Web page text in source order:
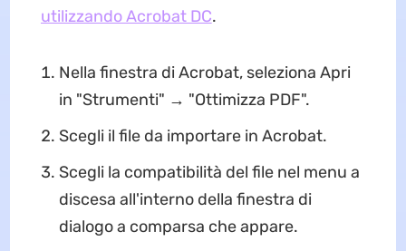
utilizzando Acrobat DC.
Nella finestra di Acrobat, seleziona Apri
in "Strumenti" → "Ottimizza PDF".
Scegli il file da importare in Acrobat.
Scegli la compatibilità del file nel menu a
discesa all'interno della finestra di
dialogo a comparsa che appare.